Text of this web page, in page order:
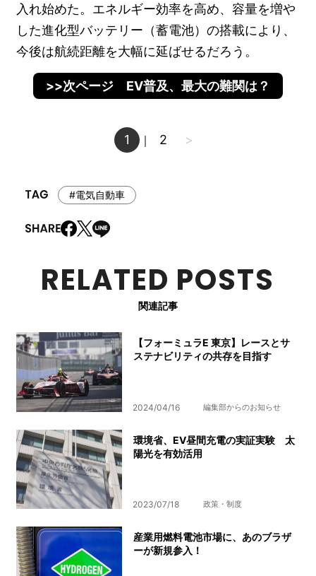
入れ始めた。エネルギー効率を高め、容量を増や
した進化型バッテリー（蓄電池）の搭載により、
今後は航続距離を大幅に延ばせるだろう。
>>次ページ EV普及、最大の難関は？
1 ｜ 2 >
#電気自動車
RELATED POSTS
関連記事
【フォーミュラE 東京】レースとサ
ステナビリティの共存を目指す
2024/04/16 編集部からのお知らせ
環境省、EV昼間充電の実証実験 太
陽光を有効活用
2023/07/18 政策・制度
産業用燃料電池市場に、あのブラザ
ーが新規参入！